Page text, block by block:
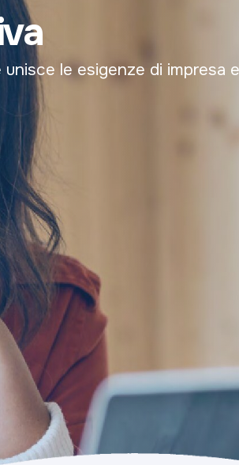
le esigenze di impresa e